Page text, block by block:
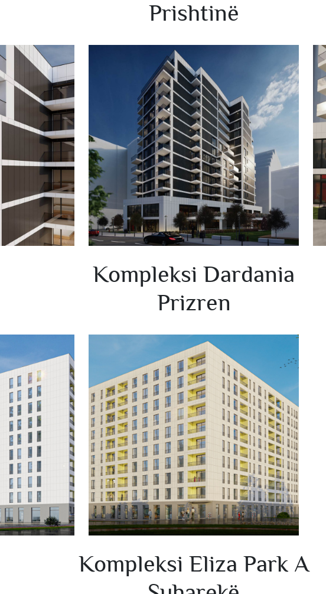
Prishtinë
Kompleksi Dardania
Prizren
Kompleksi Eliza Park A